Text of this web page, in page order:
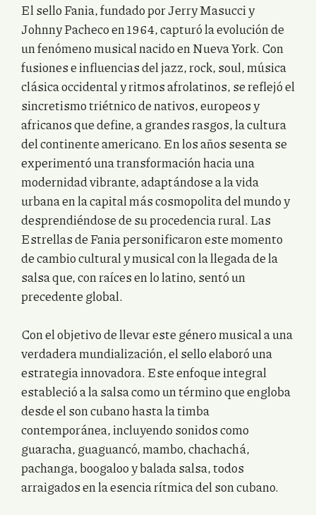
El sello Fania, fundado por Jerry Masucci y
Johnny Pacheco en 1964, capturó la evolución de
un fenómeno musical nacido en Nueva York. Con
fusiones e influencias del jazz, rock, soul, música
clásica occidental y ritmos afrolatinos, se reflejó el
sincretismo triétnico de nativos, europeos y
africanos que define, a grandes rasgos, la cultura
del continente americano. En los años sesenta se
experimentó una transformación hacia una
modernidad vibrante, adaptándose a la vida
urbana en la capital más cosmopolita del mundo y
desprendiéndose de su procedencia rural. Las
Estrellas de Fania personificaron este momento
de cambio cultural y musical con la llegada de la
salsa que, con raíces en lo latino, sentó un
precedente global.
Con el objetivo de llevar este género musical a una
verdadera mundialización, el sello elaboró una
estrategia innovadora. Este enfoque integral
estableció a la salsa como un término que engloba
desde el son cubano hasta la timba
contemporánea, incluyendo sonidos como
guaracha, guaguancó, mambo, chachachá,
pachanga, boogaloo y balada salsa, todos
arraigados en la esencia rítmica del son cubano.